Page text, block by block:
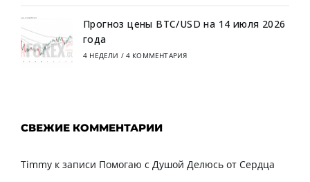
Прогноз цены BTC/USD на 14 июля 2026
года
4 НЕДЕЛИ / 4 КОММЕНТАРИЯ
СВЕЖИЕ КОММЕНТАРИИ
Timmy к записи Помогаю с Душой Делюсь от Сердца